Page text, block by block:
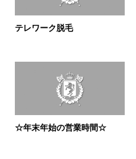
テレワーク脱毛
☆年末年始の営業時間☆